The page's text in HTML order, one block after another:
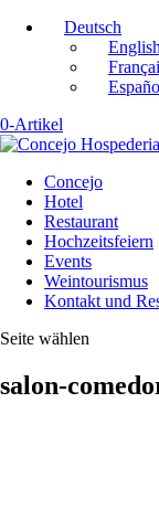
Deutsch
English
0-Artikel
Concejo
Hotel
Restaurant
Hochzeitsfeiern
Events
Weintourismus
Kontakt und
Seite wählen
salon-